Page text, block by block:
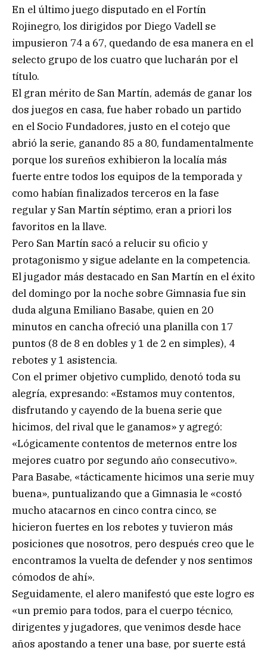
En el último juego disputado en el Fortín
Rojinegro, los dirigidos por Diego Vadell se
impusieron 74 a 67, quedando de esa manera en el
selecto grupo de los cuatro que lucharán por el
título.
El gran mérito de San Martín, además de ganar los
dos juegos en casa, fue haber robado un partido
en el Socio Fundadores, justo en el cotejo que
abrió la serie, ganando 85 a 80, fundamentalmente
porque los sureños exhibieron la localía más
fuerte entre todos los equipos de la temporada y
como habían finalizados terceros en la fase
regular y San Martín séptimo, eran a priori los
favoritos en la llave.
Pero San Martín sacó a relucir su oficio y
protagonismo y sigue adelante en la competencia.
El jugador más destacado en San Martín en el éxito
del domingo por la noche sobre Gimnasia fue sin
duda alguna Emiliano Basabe, quien en 20
minutos en cancha ofreció una planilla con 17
puntos (8 de 8 en dobles y 1 de 2 en simples), 4
rebotes y 1 asistencia.
Con el primer objetivo cumplido, denotó toda su
alegría, expresando: «Estamos muy contentos,
disfrutando y cayendo de la buena serie que
hicimos, del rival que le ganamos» y agregó:
«Lógicamente contentos de meternos entre los
mejores cuatro por segundo año consecutivo».
Para Basabe, «tácticamente hicimos una serie muy
buena», puntualizando que a Gimnasia le «costó
mucho atacarnos en cinco contra cinco, se
hicieron fuertes en los rebotes y tuvieron más
posiciones que nosotros, pero después creo que le
encontramos la vuelta de defender y nos sentimos
cómodos de ahí».
Seguidamente, el alero manifestó que este logro es
«un premio para todos, para el cuerpo técnico,
dirigentes y jugadores, que venimos desde hace
años apostando a tener una base, por suerte está